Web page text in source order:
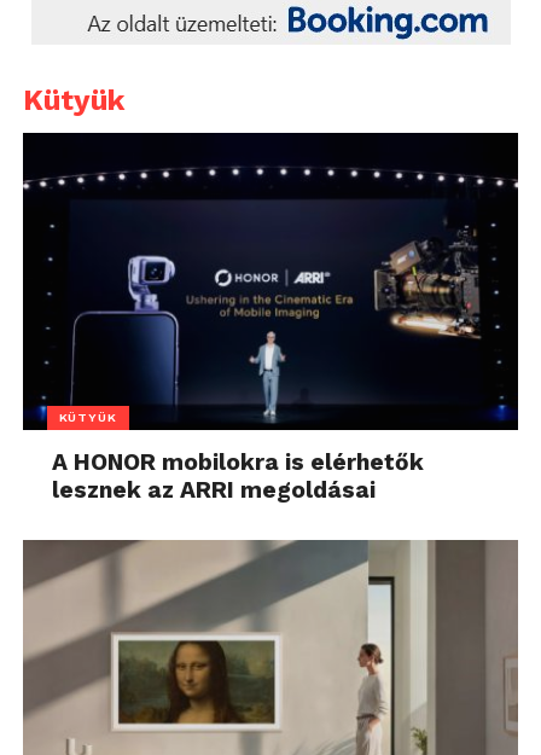
Kütyük
KÜTYÜK
A HONOR mobilokra is elérhetők
lesznek az ARRI megoldásai